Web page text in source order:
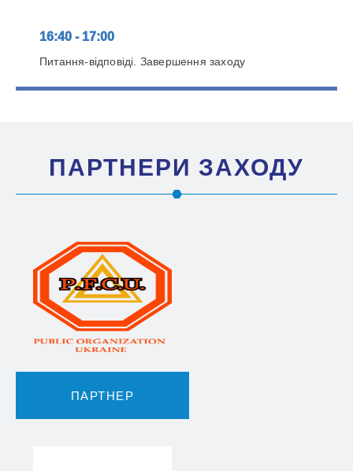
16:40 - 17:00
Питання-відповіді. Завершення заходу
ПАРТНЕРИ ЗАХОДУ
ПАРТНЕР